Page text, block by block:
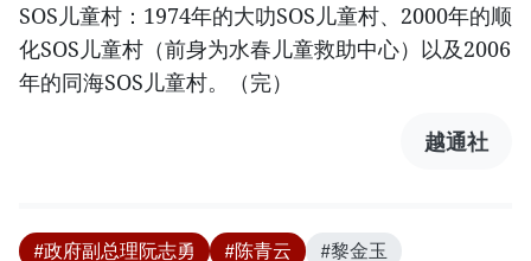
SOS儿童村：1974年的大叻SOS儿童村、2000年的顺
化SOS儿童村（前身为水春儿童救助中心）以及2006
年的同海SOS儿童村。（完）
越通社
#政府副总理阮志勇 #陈青云
#黎金玉